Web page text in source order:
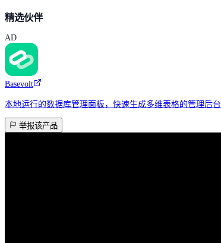
精选伙伴
AD
Basevolt
本地运行的数据库管理面板，快速生成多维表格的管理后台
举报该产品